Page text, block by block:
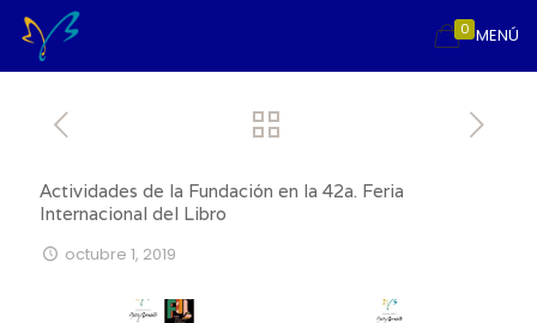
MENÚ
0
Actividades de la Fundación en la 42a. Feria
Internacional del Libro
octubre 1, 2019